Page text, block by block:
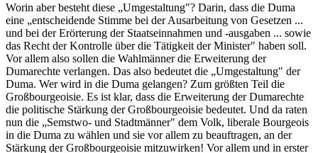
Worin aber besteht diese „Umgestaltung"? Darin, dass die Duma
eine „entscheidende Stimme bei der Ausarbeitung von Gesetzen ...
und bei der Erörterung der Staatseinnahmen und -ausgaben ... sowie
das Recht der Kontrolle über die Tätigkeit der Minister" haben soll.
Vor allem also sollen die Wahlmänner die Erweiterung der
Dumarechte verlangen. Das also bedeutet die „Umgestaltung" der
Duma. Wer wird in die Duma gelangen? Zum größten Teil die
Großbourgeoisie. Es ist klar, dass die Erweiterung der Dumarechte
die politische Stärkung der Großbourgeoisie bedeutet. Und da raten
nun die „Semstwo- und Stadtmänner" dem Volk, liberale Bourgeois
in die Duma zu wählen und sie vor allem zu beauftragen, an der
Stärkung der Großbourgeoisie mitzuwirken! Vor allem und in erster